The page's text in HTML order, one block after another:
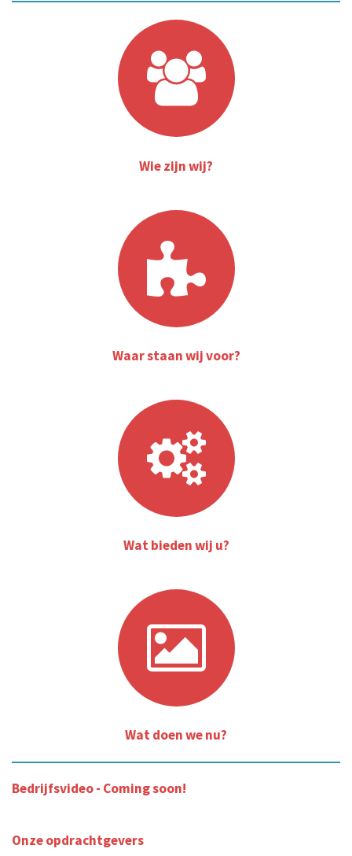
Wie zijn wij?
Waar staan wij voor?
Wat bieden wij u?
Wat doen we nu?
Bedrijfsvideo - Coming soon!
Onze opdrachtgevers